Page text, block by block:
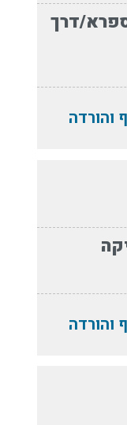
דרך
והורדה
והורדה